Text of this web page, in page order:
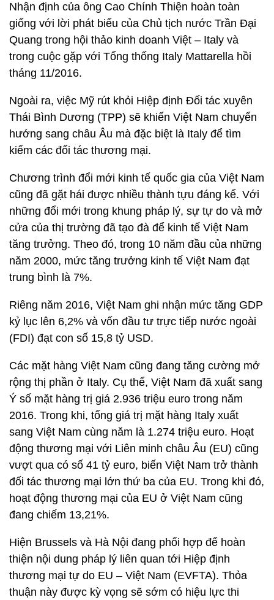
Nhận định của ông Cao Chính Thiện hoàn toàn
giống với lời phát biểu của Chủ tịch nước Trần Đại
Quang trong hội thảo kinh doanh Việt – Italy và
trong cuộc gặp với Tổng thống Italy Mattarella hồi
tháng 11/2016.
Ngoài ra, việc Mỹ rút khỏi Hiệp định Đối tác xuyên
Thái Bình Dương (TPP) sẽ khiến Việt Nam chuyển
hướng sang châu Âu mà đặc biệt là Italy để tìm
kiếm các đối tác thương mại.
Chương trình đổi mới kinh tế quốc gia của Việt Nam
cũng đã gặt hái được nhiều thành tựu đáng kể. Với
những đổi mới trong khung pháp lý, sự tự do và mở
cửa của thị trường đã tạo đà để kinh tế Việt Nam
tăng trưởng. Theo đó, trong 10 năm đầu của những
năm 2000, mức tăng trưởng kinh tế Việt Nam đạt
trung bình là 7%.
Riêng năm 2016, Việt Nam ghi nhận mức tăng GDP
kỷ lục lên 6,2% và vốn đầu tư trực tiếp nước ngoài
(FDI) đạt con số 15,8 tỷ USD.
Các mặt hàng Việt Nam cũng đang tăng cường mở
rộng thị phần ở Italy. Cụ thể, Việt Nam đã xuất sang
Ý số mặt hàng trị giá 2.936 triệu euro trong năm
2016. Trong khi, tổng giá trị mặt hàng Italy xuất
sang Việt Nam cùng năm là 1.274 triệu euro. Hoạt
động thương mại với Liên minh châu Âu (EU) cũng
vượt qua có số 41 tỷ euro, biến Việt Nam trở thành
đối tác thương mại lớn thứ ba của EU. Trong khi đó,
hoạt động thương mại của EU ở Việt Nam cũng
đang chiếm 13,21%.
Hiện Brussels và Hà Nội đang phối hợp để hoàn
thiện nội dung pháp lý liên quan tới Hiệp định
thương mại tự do EU – Việt Nam (EVFTA). Thỏa
thuận này được kỳ vọng sẽ sớm có hiệu lực thi